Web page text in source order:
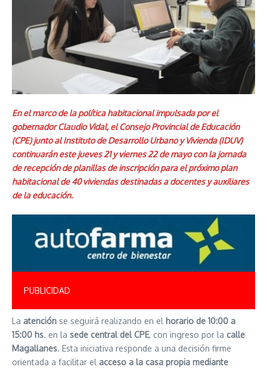
En el marco de la política habitacional impulsada por el
gobernador Claudio Vidal, el Consejo Provincial de Educación
(CPE) junto al Instituto de Desarrollo Urbano y Vivienda (IDUV)
continuarán este jueves 21 y viernes 22 de mayo con la jornada
de recepción de planillas de inscripción para el próximo plan
habitacional de 40 viviendas destinadas a docentes y auxiliares
de la educación.
PUBLICIDAD
La atención se seguirá realizando en el horario de 10:00 a
15:00 hs. en la sede central del CPE, con ingreso por la calle
Magallanes. Esta iniciativa responde a una decisión firme
orientada a facilitar el acceso a la casa propia mediante